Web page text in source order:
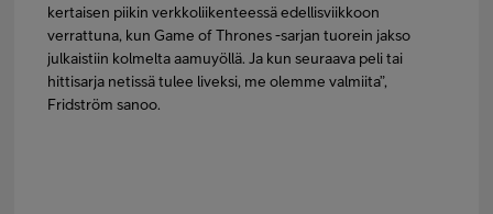
kertaisen piikin verkkoliikenteessä edellisviikkoon
verrattuna, kun Game of Thrones -sarjan tuorein jakso
julkaistiin kolmelta aamuyöllä. Ja kun seuraava peli tai
hittisarja netissä tulee liveksi, me olemme valmiita”,
Fridström sanoo.